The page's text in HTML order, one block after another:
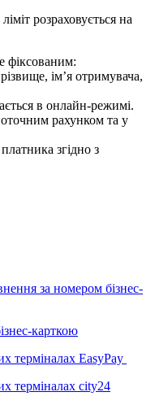
ліміт розраховується на
е фіксованим:
різвище, ім’я отримувача,
ається в онлайн-режимі.
оточним рахунком та у
платника згідно з
нення за номером бізнес-
ізнес-карткою
х терміналах EasyPay
х терміналах city24